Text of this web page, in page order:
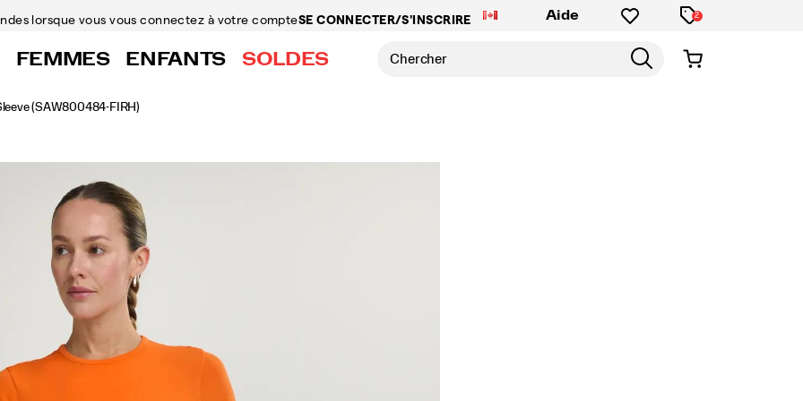
lorsque vous vous connectez à votre compteSE CONNECTER/S'INSCRIRE Aide 2
FEMMES ENFANTS SOLDES
(SAW800484-FIRH)